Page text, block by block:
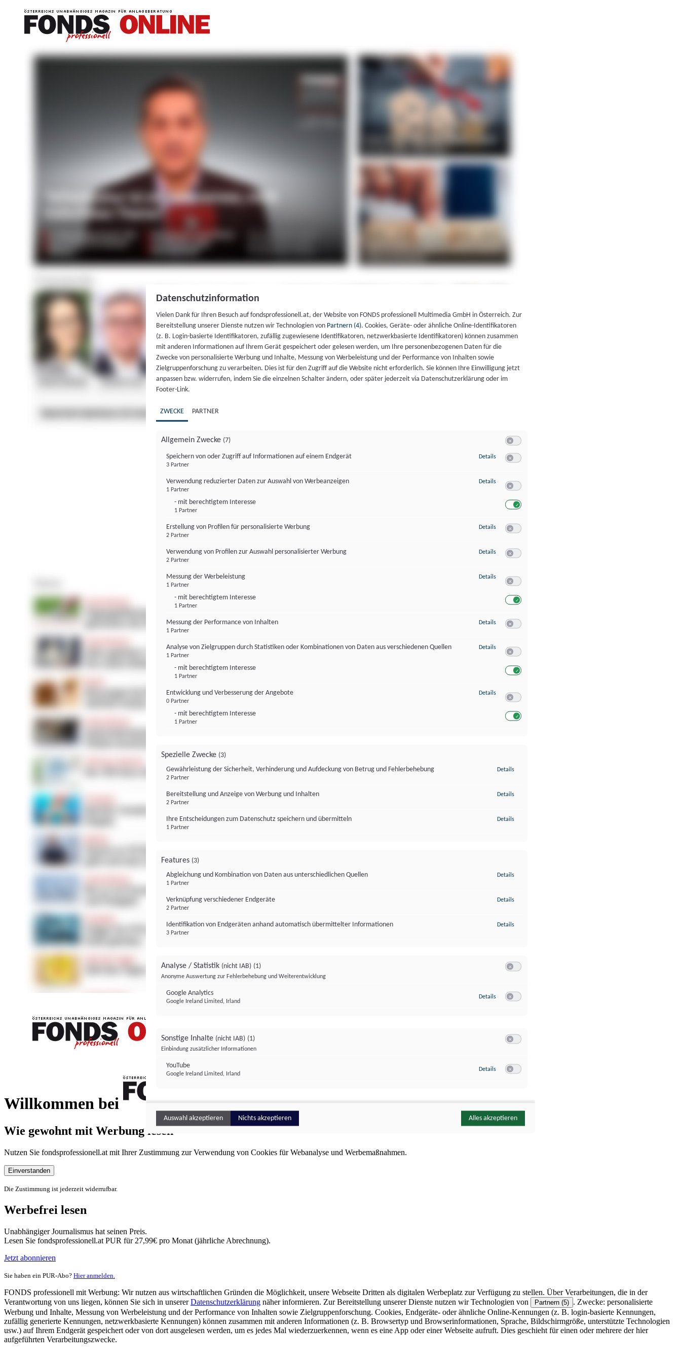
Willkommen bei
FONDS professionell
Wie gewohnt mit Werbung lesen
Nutzen Sie fondsprofessionell.at mit Ihrer Zustimmung zur Verwendung von Cookies für Webanalyse und Werbemaßnahmen.
Einverstanden
Die Zustimmung ist jederzeit widerrufbar.
Werbefrei lesen
Unabhängiger Journalismus hat seinen Preis.
Lesen Sie fondsprofessionell.at PUR für 27,99€ pro Monat (jährliche Abrechnung).
Jetzt abonnieren
Sie haben ein PUR-Abo? Hier anmelden.
FONDS professionell mit Werbung: Wir nutzen aus wirtschaftlichen Gründen die Möglichkeit, unsere Webseite Dritten als digitalen Werbeplatz zur Verfügung zu stellen. Über Verarbeitungen, die in der
Verantwortung von uns liegen, können Sie sich in unsererDatenschutzerklärung näher informieren. Zur Bereitstellung unserer Dienste nutzen wir Technologien von Partnern (5) . Zwecke: personalisierte
Werbung und Inhalte, Messung von Werbeleistung und der Performance von Inhalten sowie Zielgruppenforschung. Cookies, Endgeräte- oder ähnliche Online-Kennungen (z. B. login-basierte Kennungen,
zufällig generierte Kennungen, netzwerkbasierte Kennungen) können zusammen mit anderen Informationen (z. B. Browsertyp und Browserinformationen, Sprache, Bildschirmgröße, unterstützte Technologien
usw.) auf Ihrem Endgerät gespeichert oder von dort ausgelesen werden, um es jedes Mal wiederzuerkennen, wenn es eine App oder einer Webseite aufruft. Dies geschieht für einen oder mehrere der hier
aufgeführten Verarbeitungszwecke.
Datenschutzinformation
Vielen Dank für Ihren Besuch auf fondsprofessionell.at, der Website von FONDS professionell Multimedia GmbH in Österreich. Zur
Bereitstellung unserer Dienste nutzen wir Technologien von Partnern (4). Cookies, Geräte- oder ähnliche Online-Identifikatoren
(z. B. Login-basierte Identifikatoren, zufällig zugewiesene Identifikatoren, netzwerkbasierte Identifikatoren) können zusammen
mit anderen Informationen auf Ihrem Gerät gespeichert oder gelesen werden, um Ihre personenbezogenen Daten für die
Zwecke von personalisierte Werbung und Inhalte, Messung von Werbeleistung und der Performance von Inhalten sowie
Zielgruppenforschung zu verarbeiten. Dies ist für den Zugriff auf die Website nicht erforderlich. Sie können Ihre Einwilligung jetzt
anpassen bzw. widerrufen, indem Sie die einzelnen Schalter ändern, oder später jederzeit via Datenschutzerklärung oder im
Footer-Link.
ZWECKE PARTNER
Allgemein Zwecke (7)
Speichern von oder Zugriff auf Informationen auf einem Endgerät
3 Partner
Details zu Speichern von oder Zugriff auf Informationen auf einem Endgerät
Verwendung reduzierter Daten zur Auswahl von Werbeanzeigen
1 Partner
- mit berechtigtem Interesse
1 Partner
Details zu Verwendung reduzierter Daten zur Auswahl von Werbeanzeigen
Erstellung von Profilen für personalisierte Werbung
2 Partner
Details zu Erstellung von Profilen für personalisierte Werbung
Verwendung von Profilen zur Auswahl personalisierter Werbung
2 Partner
Details zu Verwendung von Profilen zur Auswahl personalisierter Werbung
Messung der Werbeleistung
1 Partner
- mit berechtigtem Interesse
1 Partner
Details zu Messung der Werbeleistung
Messung der Performance von Inhalten
1 Partner
Details zu Messung der Performance von Inhalten
Analyse von Zielgruppen durch Statistiken oder Kombinationen von Daten aus verschiedenen Quellen
1 Partner
- mit berechtigtem Interesse
1 Partner
Details zu Analyse von Zielgruppen durch Statistiken oder Kombinationen von
Entwicklung und Verbesserung der Angebote
0 Partner
- mit berechtigtem Interesse
1 Partner
Details zu Entwicklung und Verbesserung der Angebote
Spezielle Zwecke (3)
Gewährleistung der Sicherheit, Verhinderung und Aufdeckung von Betrug und Fehlerbehebung
2 Partner
Details
Bereitstellung und Anzeige von Werbung und Inhalten
2 Partner
Details
Ihre Entscheidungen zum Datenschutz speichern und übermitteln
1 Partner
Details
Features (3)
Abgleichung und Kombination von Daten aus unterschiedlichen Quellen
1 Partner
Details
Verknüpfung verschiedener Endgeräte
2 Partner
Details
Identifikation von Endgeräten anhand automatisch übermittelter Informationen
3 Partner
Details
Analyse / Statistik (nicht IAB) (1)
Anonyme Auswertung zur Fehlerbehebung und Weiterentwicklung
Google Analytics
Google Ireland Limited, Irland
Details zu Google Analytics
Sonstige Inhalte (nicht IAB) (1)
Einbindung zusätzlicher Informationen
YouTube
Google Ireland Limited, Irland
Details zu YouTube
Auswahl akzeptieren Nichts akzeptieren Alles akzeptieren